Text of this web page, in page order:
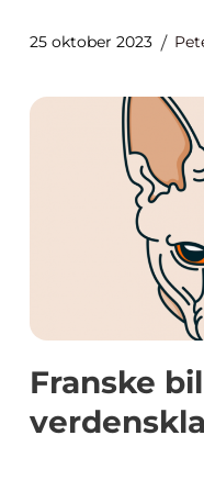
25 oktober 2023
Franske